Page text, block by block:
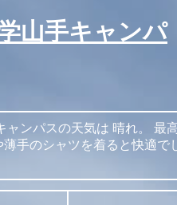
山手キャンパ
ャンパスの天気は 晴れ。 最
薄手のシャツを着ると快適で